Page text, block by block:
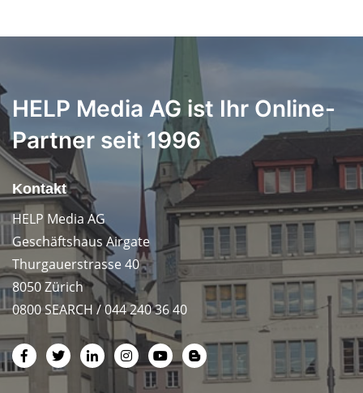
HELP Media AG ist Ihr Online-
Partner seit 1996
Kontakt
HELP Media AG
Geschäftshaus Airgate
Thurgauerstrasse 40
8050 Zürich
0800 SEARCH / 044 240 36 40